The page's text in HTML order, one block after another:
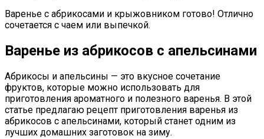
Варенье с абрикосами и крыжовником готово! Отлично
сочетается с чаем или выпечкой.
Варенье из абрикосов с апельсинами
Абрикосы и апельсины — это вкусное сочетание
фруктов, которые можно использовать для
приготовления ароматного и полезного варенья. В этой
статье предлагаю рецепт приготовления варенья из
абрикосов с апельсинами, который станет одним из
лучших домашних заготовок на зиму.